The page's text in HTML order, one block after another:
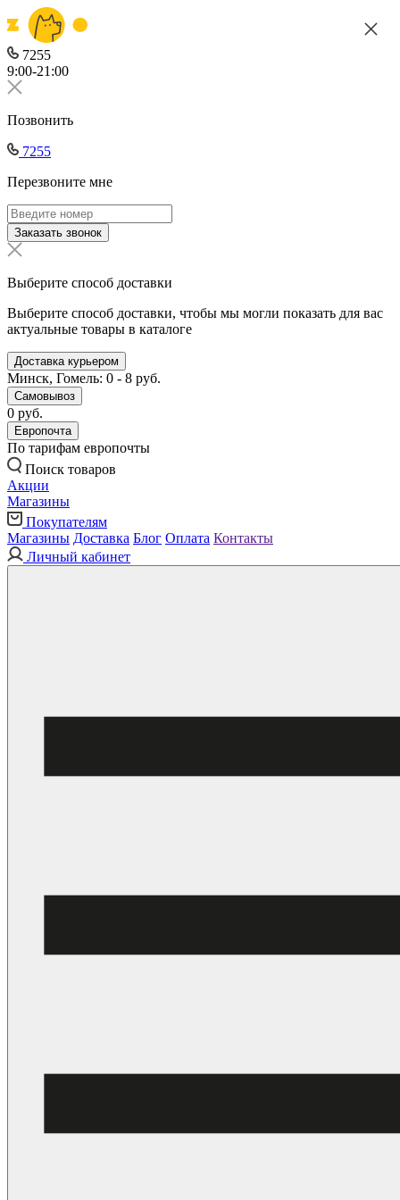
7255
9:00-21:00
Позвонить
7255
Перезвоните мне
Заказать звонок
Выберите способ доставки
Выберите способ доставки, чтобы мы могли показать для вас
актуальные товары в каталоге
Доставка курьером
Минск, Гомель: 0 - 8 руб.
Самовывоз
0 руб.
Европочта
По тарифам европочты
Поиск товаров
Акции
Магазины
Покупателям
Магазины Доставка Блог Оплата Контакты
Личный кабинет